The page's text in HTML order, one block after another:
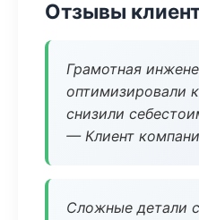
Отзывы
Грамотная
оптимизировали
снизили
— Клиент
Сложные детали